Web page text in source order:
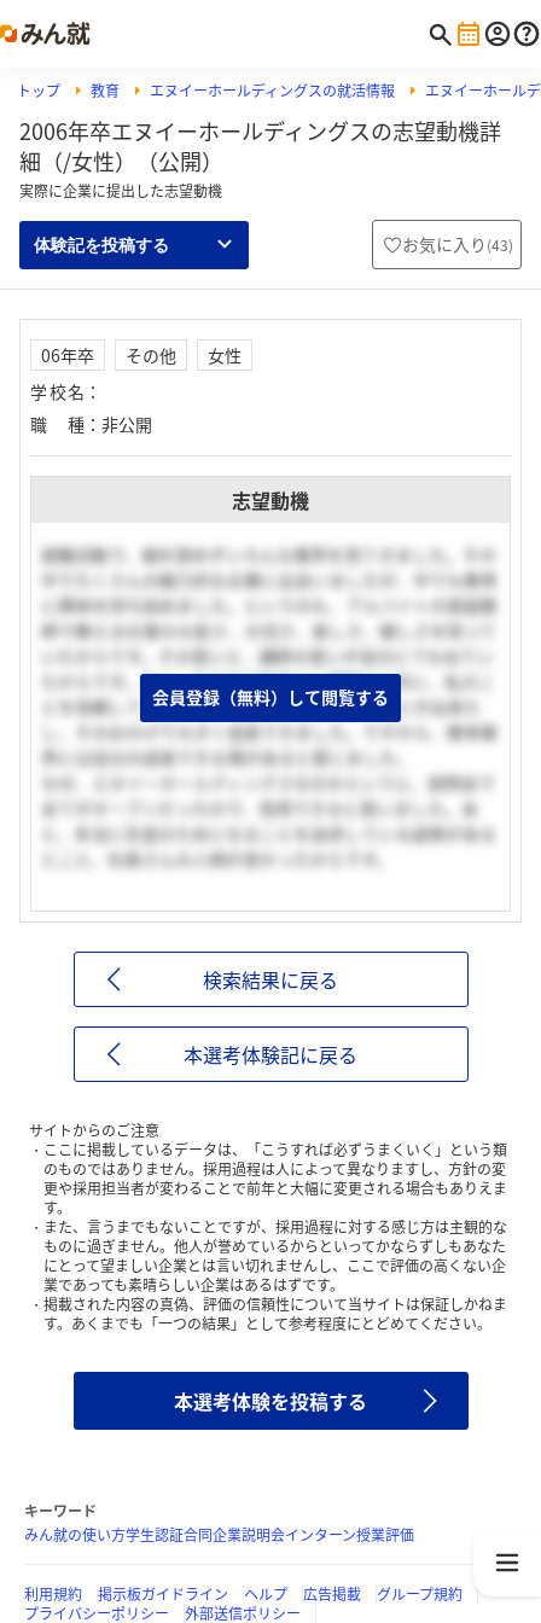
トップ 教育 エヌイーホールディングスの就活情報 エヌイーホール
2006年卒エヌイーホールディングスの志望動機詳
細（/女性）（公開）
実際に企業に提出した志望動機
体験記を投稿する お気に入り (43)
06年卒 その他
女性
学校名 ：
職種 ： 非公開
志望動機
就職活動で、幅を狭めずいろんな業界を見てきました。その
中でたくさんの魅力的な企業に出会いましたが、中でも教育
に興味を持ち始めました。というのも、アルバイトの家庭教
師で教える仕事の大変さ、大切さ、楽しさ、嬉しさを知って
いたからです。その思いと、講師の思いが自分とても似てい
たからです。あと、その中で生徒さん親御さん共に、私のこ
とを信頼してくれることで自分に自信を持つことが出来た
し、そのおかげで大きく成長できました。ですから、教育業
界には自分の成長できる場があると感じました。
なぜ、エヌイーホールディングスなのかというと、説明会で
全てがオープンだったので、信用できると思いました。あ
と、本当に生徒のためになることを追求している姿勢がある
とこと、社員さんの人柄が良かったからです。
会員登録（無料）して閲覧する
検索結果に戻る
本選考体験記に戻る
サイトからのご注意
ここに掲載しているデータは、「こうすれば必ずうまくいく」という類
のものではありません。採用過程は人によって異なりますし、方針の変
更や採用担当者が変わることで前年と大幅に変更される場合もありえま
す。
また、言うまでもないことですが、採用過程に対する感じ方は主観的な
ものに過ぎません。他人が誉めているからといってかならずしもあなた
にとって望ましい企業とは言い切れませんし、ここで評価の高くない企
業であっても素晴らしい企業はあるはずです。
掲載された内容の真偽、評価の信頼性について当サイトは保証しかねま
す。あくまでも「一つの結果」として参考程度にとどめてください。
本選考体験を投稿する
キーワード
みん就の使い方学生認証合同企業説明会インターン授業評価
利用規約 掲示板ガイドライン ヘルプ 広告掲載
グループ規約
プライバシーポリシー
外部送信ポリシー